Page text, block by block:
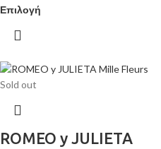
Επιλογή
Sold out
ROMEO y JULIETA